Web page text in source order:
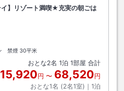
イ】リゾート満喫★充実の朝ごは
禁煙 30平米
おとな2名 1泊 1部屋 合計
15,920円 〜 68,520円
おとな1名 (2名1室)｜ 1泊